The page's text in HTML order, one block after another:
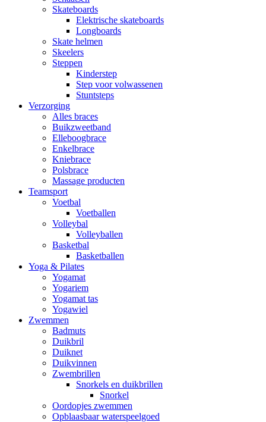
Skateboards
Elektrische skateboards
Longboards
Skate helmen
Skeelers
Steppen
Kinderstep
Step voor volwassenen
Stuntsteps
Verzorging
Alles braces
Buikzweetband
Elleboogbrace
Enkelbrace
Kniebrace
Polsbrace
Massage producten
Teamsport
Voetbal
Voetballen
Volleybal
Volleyballen
Basketbal
Basketballen
Yoga & Pilates
Yogamat
Yogariem
Yogamat tas
Yogawiel
Zwemmen
Badmuts
Duikbril
Duiknet
Duikvinnen
Zwembrillen
Snorkels en duikbrillen
Snorkel
Oordopjes zwemmen
Opblaasbaar waterspeelgoed